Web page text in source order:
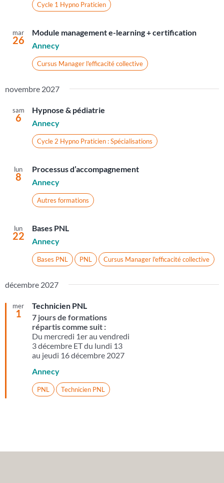
Cycle 1 Hypno Praticien
mar
26
Module management e-learning + certification
Annecy
Cursus Manager l'efficacité collective
novembre 2027
sam
6
Hypnose & pédiatrie
Annecy
Cycle 2 Hypno Praticien : Spécialisations
lun
8
Processus d’accompagnement
Annecy
Autres formations
lun
22
Bases PNL
Annecy
Bases PNL PNL Cursus Manager l'efficacité collective
décembre 2027
mer
1
Technicien PNL
7 jours de formations
répartis comme suit :
Du mercredi 1er au vendredi
3 décembre ET du lundi 13
au jeudi 16 décembre 2027
Annecy
PNL Technicien PNL